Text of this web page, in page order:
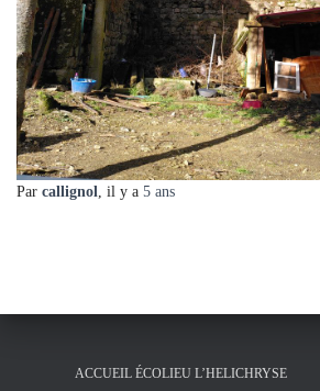
Par callignol , il y a 5 ans
ACCUEIL ÉCOLIEU L’HELICHRYSE